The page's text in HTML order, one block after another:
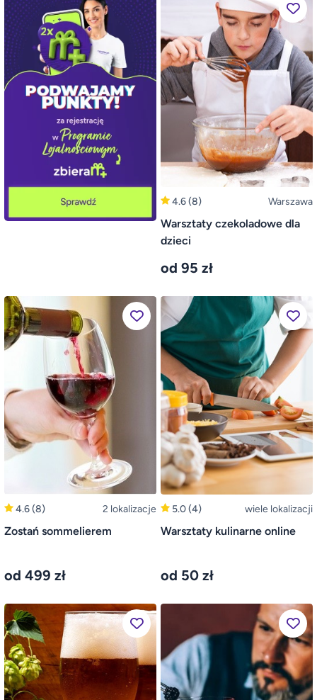
4.6(8) Warszawa
Warsztaty czekoladowe dla
dzieci
od 95 zł
4.6(8) 2 lokalizacje
Zostań sommelierem
od 499 zł
5.0(4) wiele lokalizacji
Warsztaty kulinarne online
od 50 zł